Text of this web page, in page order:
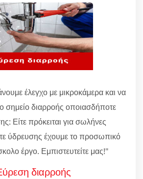
έλεγχο με μικροκάμερα και να
σημείο διαρροής οποιασδήποτε
Είτε πρόκειται για σωλήνες
ύδρευσης έχουμε το προσωπικό
έργο. Εμπιστευτείτε μας!"
διαρροής